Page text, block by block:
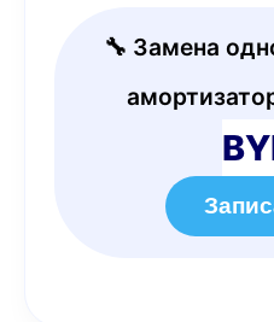
🔧 Замена